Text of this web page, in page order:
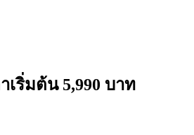
ริ่มต้น 5,990 บาท